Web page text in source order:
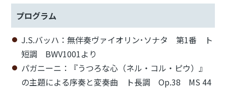
プログラム
J.S.バッハ：無伴奏ヴァイオリン･ソナタ 第1番 ト
短調 BWV1001より
パガニーニ：『うつろな心（ネル・コル・ピウ）』
の主題による序奏と変奏曲 ト長調 Op.38 MS 44